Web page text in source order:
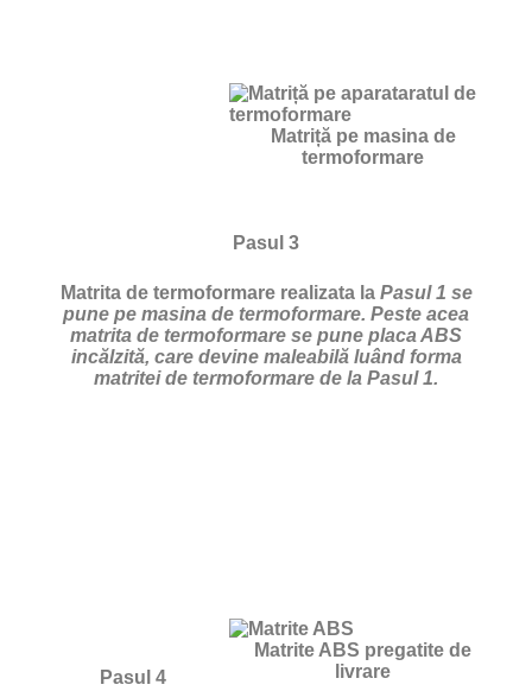
Matriță pe masina de
termoformare
Pasul 3
Matrita de termoformare realizata la Pasul 1 se
pune pe masina de termoformare. Peste acea
matrita de termoformare se pune placa ABS
incălzită, care devine maleabilă luând forma
matritei de termoformare de la Pasul 1.
Matrite ABS pregatite de
livrare
Pasul 4